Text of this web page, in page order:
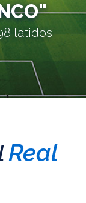
latidos
Real